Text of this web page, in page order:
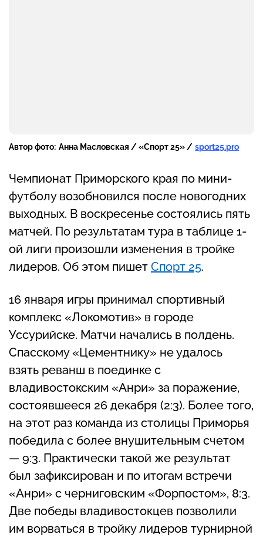
Автор фото: Анна Масловская / «Спорт 25» / sport25.pro
Чемпионат Приморского края по мини-
футболу возобновился после новогодних
выходных. В воскресенье состоялись пять
матчей. По результатам тура в таблице 1-
ой лиги произошли изменения в тройке
лидеров. Об этом пишет Спорт 25.
16 января игры принимал спортивный
комплекс «Локомотив» в городе
Уссурийске. Матчи начались в полдень.
Спасскому «Цементнику» не удалось
взять реванш в поединке с
владивостокским «Анри» за поражение,
состоявшееся 26 декабря (2:3). Более того,
на этот раз команда из столицы Приморья
победила с более внушительным счетом
— 9:3. Практически такой же результат
был зафиксирован и по итогам встречи
«Анри» с черниговским «Форпостом», 8:3.
Две победы владивостокцев позволили
им ворваться в тройку лидеров турнирной